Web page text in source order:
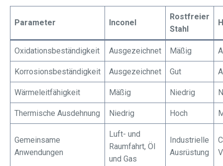
Parameter Inconel
Rostfreier
Stahl
Oxidationsbeständigkeit Ausgezeichnet Mäßig
Korrosionsbeständigkeit Ausgezeichnet Gut
Wärmeleitfähigkeit Mäßig Niedrig
Thermische Ausdehnung Niedrig Hoch
Gemeinsame
Anwendungen
Luft- und
Raumfahrt, Öl
und Gas
Industrielle
Ausrüstung